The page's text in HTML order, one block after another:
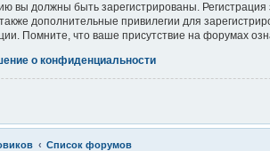
вы должны быть зарегистрированы.
дополнительные привилегии для
Помните, что ваше присутствие на форумах
о конфиденциальности
Список форумов